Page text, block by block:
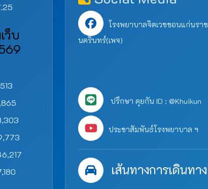
ว็บ
513
โรงพยาบาลจิตเวชขอนแก่นราช
นครินทร์(เพจ)
ปรึกษา คุยกัน ID : @Khuikun
ประชาสัมพันธ์โรงพยาบาล ฯ
เส้นทางการเดินทาง